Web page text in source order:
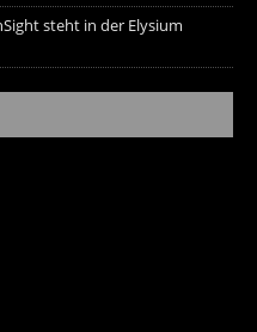
steht in der Elysium